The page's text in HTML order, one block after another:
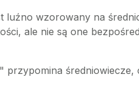
wzorowany na
ale nie są one
przypomina